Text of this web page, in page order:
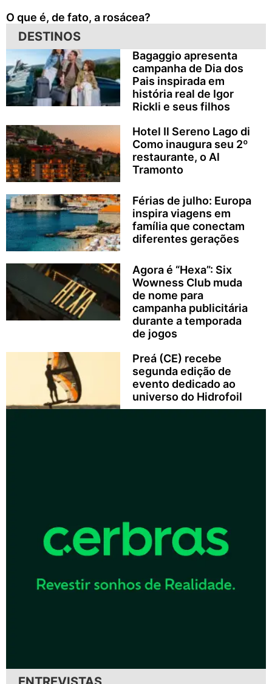
O que é, de fato, a rosácea?
DESTINOS
Bagaggio apresenta
campanha de Dia dos
Pais inspirada em
história real de Igor
Rickli e seus filhos
Hotel Il Sereno Lago di
Como inaugura seu 2º
restaurante, o Al
Tramonto
Férias de julho: Europa
inspira viagens em
família que conectam
diferentes gerações
Agora é “Hexa”: Six
Wowness Club muda
de nome para
campanha publicitária
durante a temporada
de jogos
Preá (CE) recebe
segunda edição de
evento dedicado ao
universo do Hidrofoil